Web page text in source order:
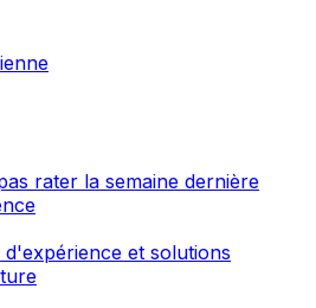
rater la semaine dernière
et solutions